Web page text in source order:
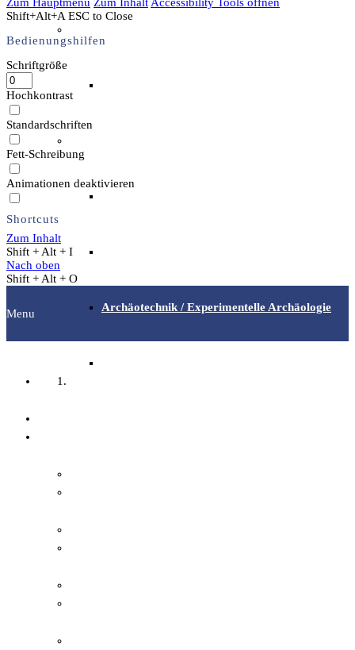
Archäotechnik / Experimentelle Archäologie
Shift+Alt+A ESC to Close
Bedienungshilfen
Schriftgröße
Hochkontrast
Standardschriften
Fett-Schreibung
Animationen deaktivieren
Shortcuts
Zum Inhalt
Shift + Alt + I
Nach oben
Shift + Alt + O
Menu